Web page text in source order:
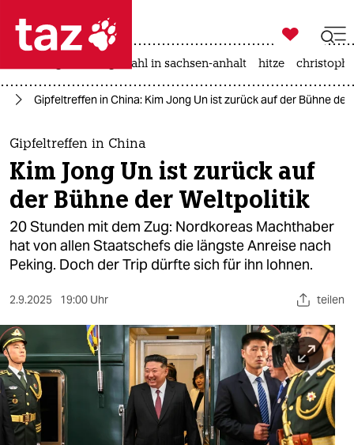
 taz zahl ich
taz zahl ich
themen
politik
öko
gesellschaft
sport
berlin
nord
wahrheit

taz zahl ich
landtagswahl in sachsen-anhalt hitze
Gipfeltreffen in China: Kim Jong Un ist zurück auf der Bühne der
Gipfeltreffen in China
Kim Jong Un ist zurück auf
der Bühne der Weltpolitik
20 Stunden mit dem Zug: Nordkoreas Machthaber
hat von allen Staatschefs die längste Anreise nach
Peking. Doch der Trip dürfte sich für ihn lohnen.
2.9.2025 19:00 Uhr teilen